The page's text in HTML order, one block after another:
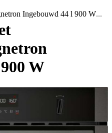
Ingebouwd 44 l 900 W
W